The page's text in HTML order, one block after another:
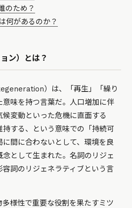
のため？
何があるのか？
ン）とは？
）は、「再生」「繰り
味を持つ言葉だ。人口増加に伴
変動といった危機に直面する
する、という意味での「持続可
間に合わないとして、環境を良
として生まれた。名詞のリジェ
詞のリジェネラティブという言
様性で重要な役割を果たすミツ